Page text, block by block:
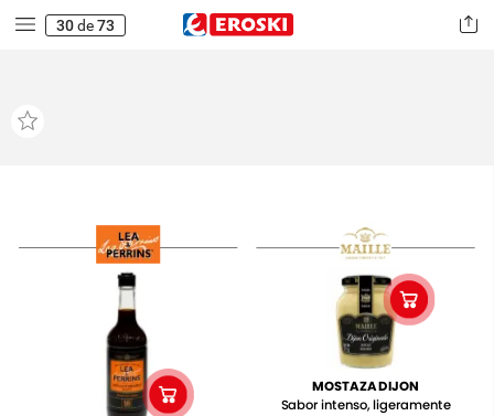
30de73
MOSTAZADIJON
Saborintenso,ligeramente